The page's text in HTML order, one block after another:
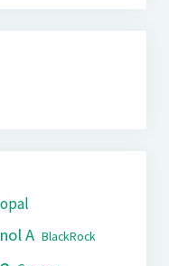
A BlackRock